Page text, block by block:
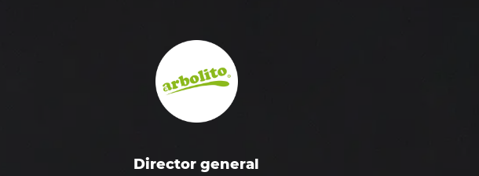
Director general